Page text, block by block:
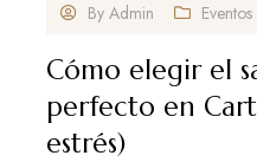
ByAdmin
Cómo elegir el
perfecto en
estrés)